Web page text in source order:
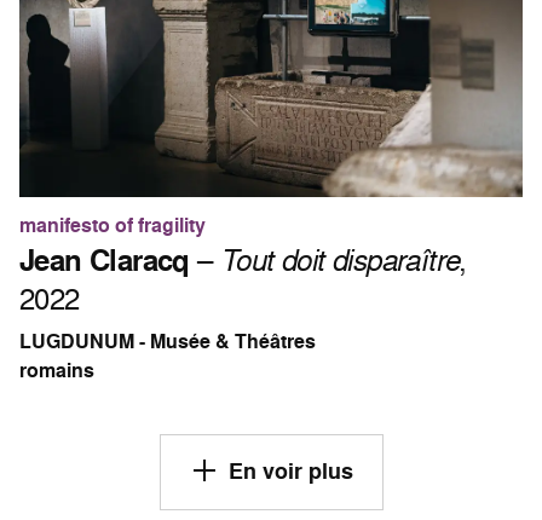
manifesto of fragility
Jean Claracq – Tout doit disparaître,
2022
LUGDUNUM - Musée & Théâtres
romains
En voir plus